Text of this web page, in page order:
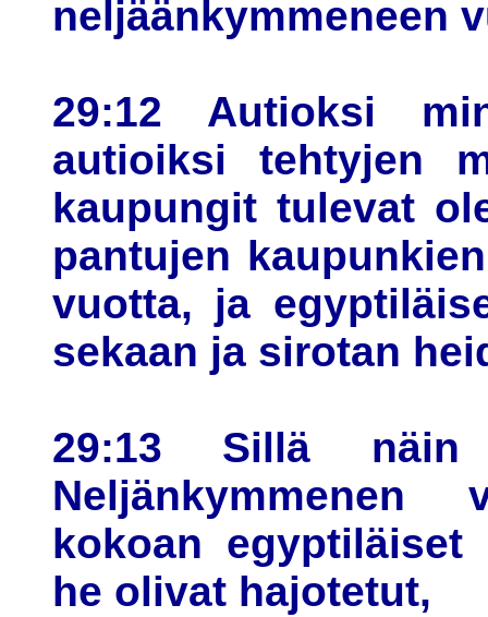
neljäänkymmeneen
29:12 Autioksi
autioiksi tehtyjen
kaupungit tulevat
pantujen
vuotta, ja
sekaan ja sirotan
29:13 Sillä näin
kokoan egyptiläiset
he olivat hajotetut,